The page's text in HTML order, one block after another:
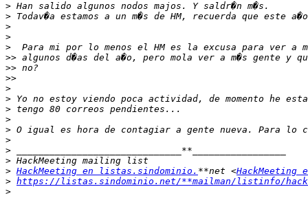
>
>
>
>
>
>>
>>
>>
>
>
>
>
>
>
>
>
> HackMeeting en listas.sindominio. **net <
> https://listas.sindominio.net/**mailman/listinfo/
>